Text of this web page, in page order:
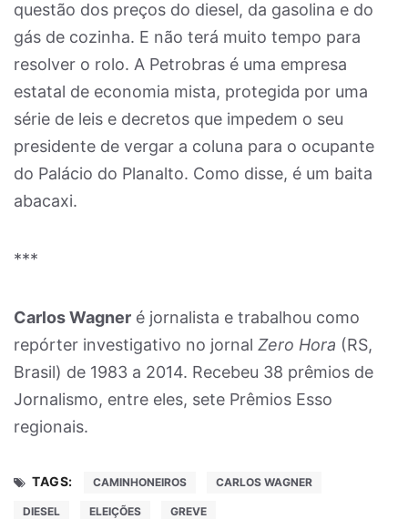
questão dos preços do diesel, da gasolina e do
gás de cozinha. E não terá muito tempo para
resolver o rolo. A Petrobras é uma empresa
estatal de economia mista, protegida por uma
série de leis e decretos que impedem o seu
presidente de vergar a coluna para o ocupante
do Palácio do Planalto. Como disse, é um baita
abacaxi.
***
Carlos Wagner é jornalista e trabalhou como
repórter investigativo no jornal Zero Hora (RS,
Brasil) de 1983 a 2014. Recebeu 38 prêmios de
Jornalismo, entre eles, sete Prêmios Esso
regionais.
TAGS: CAMINHONEIROS CARLOS WAGNER
DIESEL ELEIÇÕES GREVE